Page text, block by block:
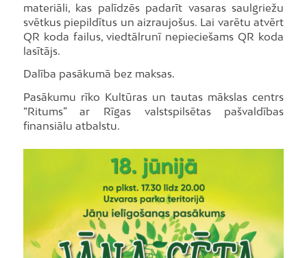
materiāli, kas palīdzēs padarīt vasaras saulgriežu
svētkus piepildītus un aizraujošus. Lai varētu atvērt
QR koda failus, viedtālrunī nepieciešams QR koda
lasītājs.
Dalība pasākumā bez maksas.
Pasākumu rīko Kultūras un tautas mākslas centrs
“Ritums” ar Rīgas valstspilsētas pašvaldības
finansiālu atbalstu.